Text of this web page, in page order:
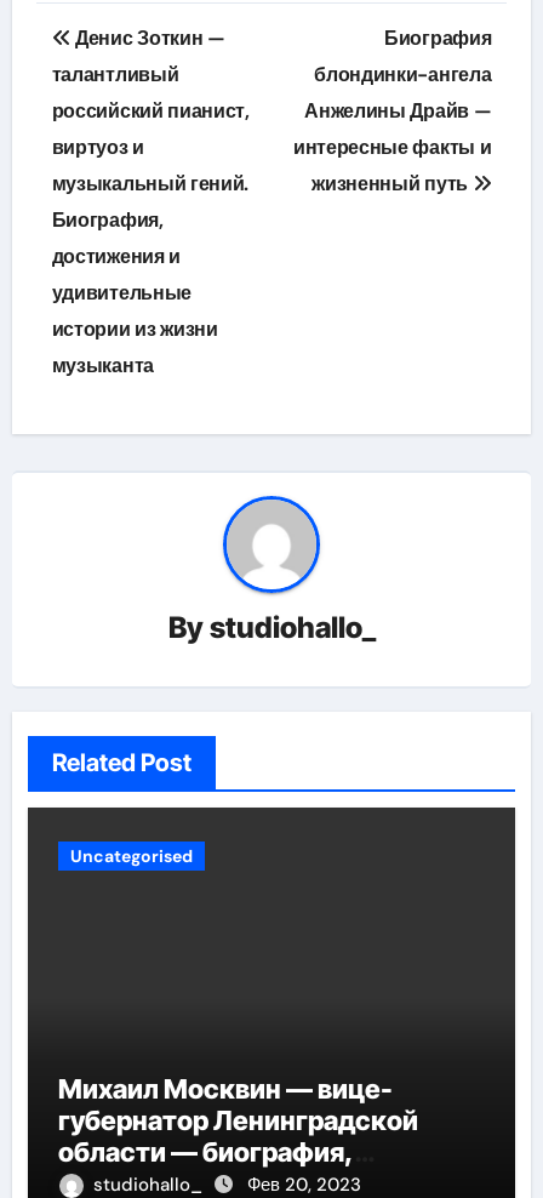
Навигация
по
записям
Денис Зоткин —
талантливый
российский пианист,
виртуоз и
музыкальный гений.
Биография,
достижения и
удивительные
истории из жизни
музыканта
Биография
блондинки-ангела
Анжелины Драйв —
интересные факты и
жизненный путь
Bystudiohallo_
Related Post
Uncategorised
Михаил Москвин — вице-
губернатор Ленинградской
области — биография,
достижения и вклад в развитие
studiohallo_ Фев 20, 2023